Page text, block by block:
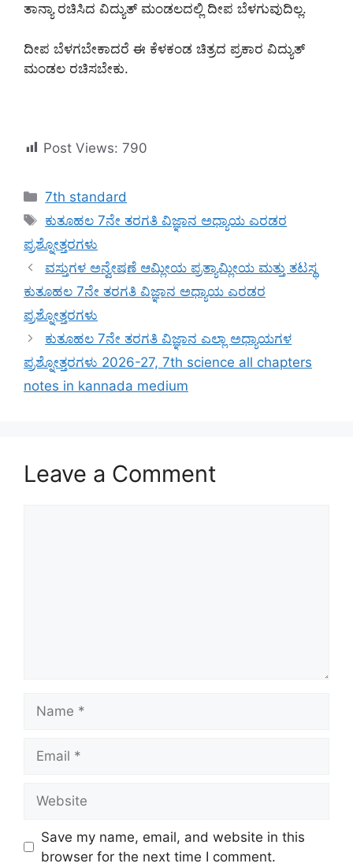
ತಾನ್ಯಾ ರಚಿಸಿದ ವಿದ್ಯುತ್ ಮಂಡಲದಲ್ಲಿ ದೀಪ ಬೆಳಗುವುದಿಲ್ಲ.
ದೀಪ ಬೆಳಗಬೇಕಾದರೆ ಈ ಕೆಳಕಂಡ ಚಿತ್ರದ ಪ್ರಕಾರ ವಿದ್ಯುತ್
ಮಂಡಲ ರಚಿಸಬೇಕು.
Post Views: 790
Categories
7th standard
Tags
ಕುತೂಹಲ 7ನೇ ತರಗತಿ ವಿಜ್ಞಾನ ಅಧ್ಯಾಯ ಎರಡರ
ಪ್ರಶ್ನೋತ್ತರಗಳು
ವಸ್ತುಗಳ ಅನ್ವೇಷಣೆ ಆಮ್ಲೀಯ ಪ್ರತ್ಯಾಮ್ಲೀಯ ಮತ್ತು ತಟಸ್ಥ
ಕುತೂಹಲ 7ನೇ ತರಗತಿ ವಿಜ್ಞಾನ ಅಧ್ಯಾಯ ಎರಡರ
ಪ್ರಶ್ನೋತ್ತರಗಳು
ಕುತೂಹಲ 7ನೇ ತರಗತಿ ವಿಜ್ಞಾನ ಎಲ್ಲಾ ಅಧ್ಯಾಯಗಳ
ಪ್ರಶ್ನೋತ್ತರಗಳು 2026-27, 7th science all chapters
notes in kannada medium
Leave a Comment
Save my name, email, and website in this
browser for the next time I comment.